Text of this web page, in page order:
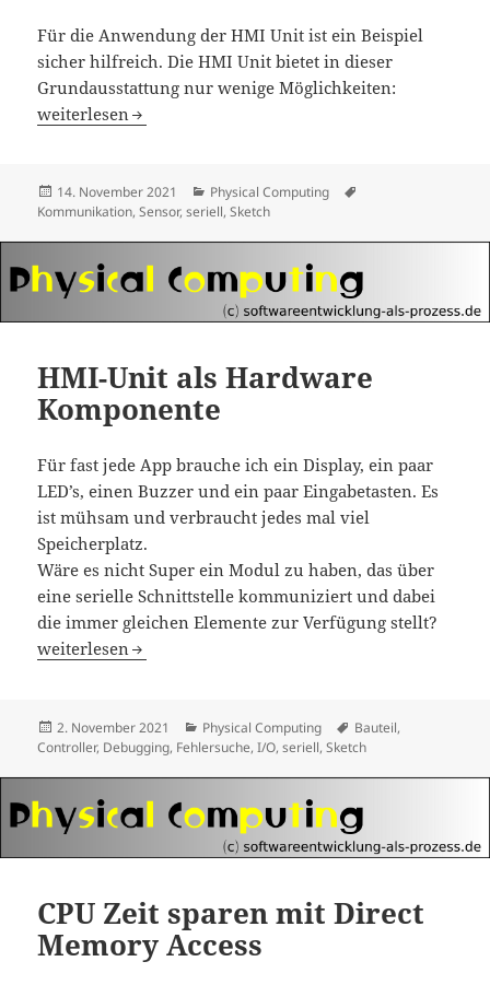
Für die Anwendung der HMI Unit ist ein Beispiel
sicher hilfreich. Die HMI Unit bietet in dieser
Grundausstattung nur wenige Möglichkeiten:
Demo Anwendung mit HMI-Unit
weiterlesen
Veröffentlicht
am
14. November 2021 Kategorien
Physical Computing
Kommunikation,Sensor,seriell,Sketch
HMI-Unit als Hardware
Komponente
Für fast jede App brauche ich ein Display, ein paar
LED’s, einen Buzzer und ein paar Eingabetasten. Es
ist mühsam und verbraucht jedes mal viel
Speicherplatz.
Wäre es nicht Super ein Modul zu haben, das über
eine serielle Schnittstelle kommuniziert und dabei
die immer gleichen Elemente zur Verfügung stellt?
HMI-Unit als Hardware Komponente
weiterlesen
Veröffentlicht
am
2. November 2021 Kategorien
Physical Computing Schlagwörter
Bauteil,
Controller, Debugging, Fehlersuche,I/O,seriell,Sketch
CPU Zeit sparen mit Direct
Memory Access